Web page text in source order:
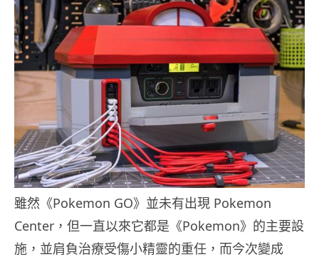
雖然《Pokemon GO》並未有出現 Pokemon
Center，但一直以來它都是《Pokemon》的主要設
施，並肩負治療受傷小精靈的重任，而今次變成